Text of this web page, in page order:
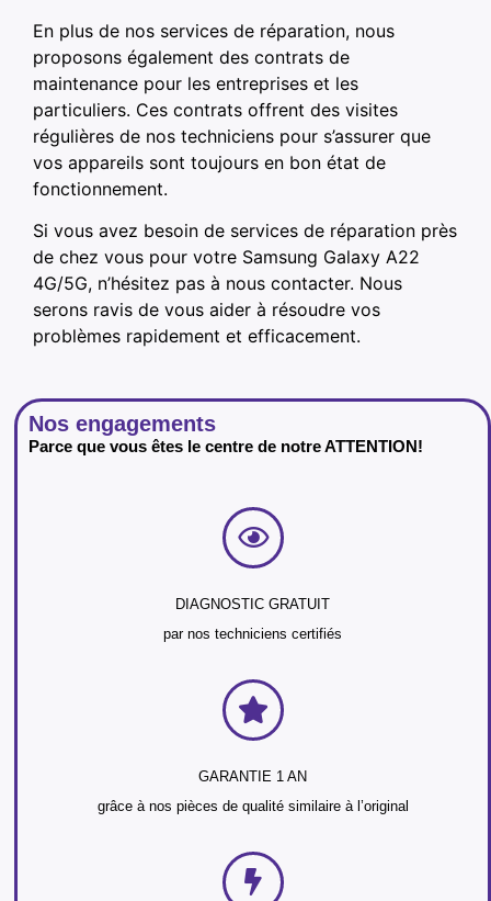
En plus de nos services de réparation, nous
proposons également des contrats de
maintenance pour les entreprises et les
particuliers. Ces contrats offrent des visites
régulières de nos techniciens pour s’assurer que
vos appareils sont toujours en bon état de
fonctionnement.
Si vous avez besoin de services de réparation près
de chez vous pour votre Samsung Galaxy A22
4G/5G, n’hésitez pas à nous contacter. Nous
serons ravis de vous aider à résoudre vos
problèmes rapidement et efficacement.
Nos engagements
Parce que vous êtes le centre de notre ATTENTION!
DIAGNOSTIC GRATUIT
par nos techniciens certifiés
GARANTIE 1 AN
grâce à nos pièces de qualité similaire à l’original